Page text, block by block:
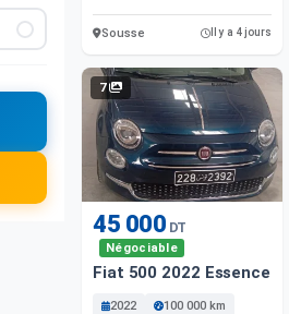
Sousse Il y a 4 jours
7
45 000 DT
Négociable
Fiat 500 2022 Essence
2022
100 000 km